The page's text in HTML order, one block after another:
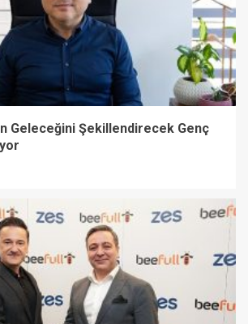
Geleceğini Şekillendirecek Genç